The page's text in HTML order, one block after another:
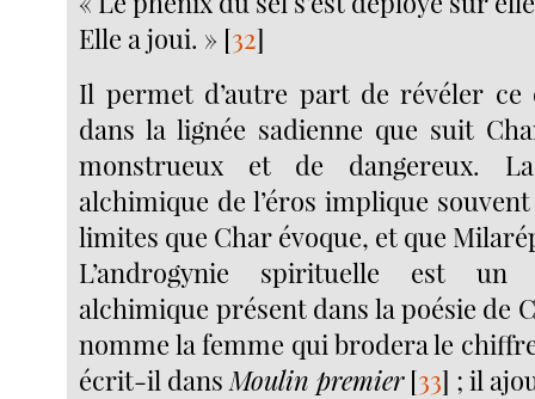
Elle a joui. » [32]
Il permet d’autre part de révéler ce
dans la lignée sadienne que suit
monstrueux et de dangereux.
alchimique de l’éros implique
limites que Char évoque, et que
L’androgynie spirituelle est un
alchimique présent dans la poésie de
nomme la femme qui brodera le
écrit-il dans Moulin premier[33] ; il